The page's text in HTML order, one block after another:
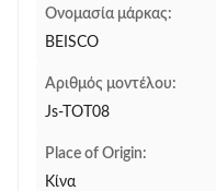
Ονομασία μάρκας:
BEISCO
Αριθμός μοντέλου:
Js-TOT08
Place of Origin:
Κίνα